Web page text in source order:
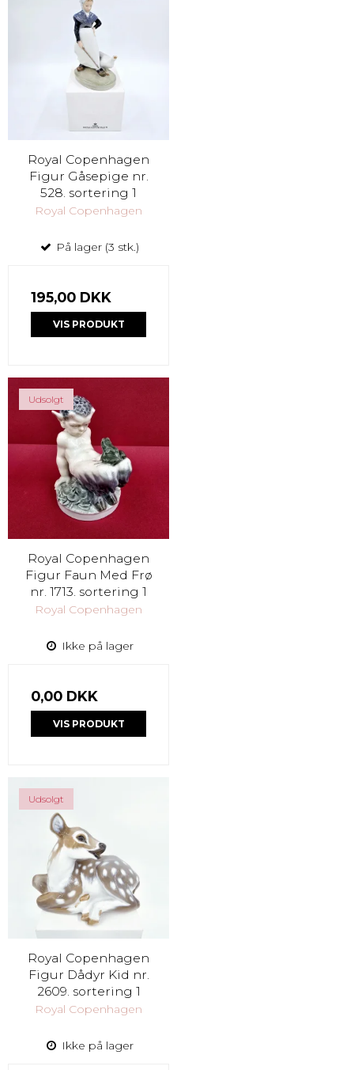
Royal Copenhagen
Figur Gåsepige nr.
528. sortering 1
Royal Copenhagen
På lager (3 stk.)
195,00 DKK
VIS PRODUKT
Udsolgt
Royal Copenhagen
Figur Faun Med Frø
nr. 1713. sortering 1
Royal Copenhagen
Ikke på lager
0,00 DKK
VIS PRODUKT
Udsolgt
Royal Copenhagen
Figur Dådyr Kid nr.
2609. sortering 1
Royal Copenhagen
Ikke på lager